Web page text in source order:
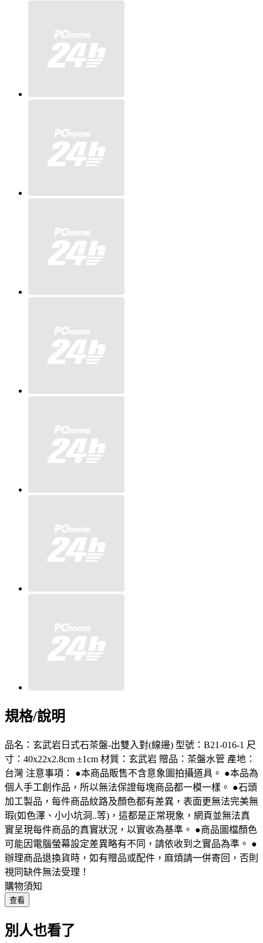
規格/說明
品名：玄武岩日式石茶盤-出雙入對(線邊) 型號：B21-016-1 尺
寸：40x22x2.8cm ±1cm 材質：玄武岩 贈品：茶盤水管 產地：
台灣 注意事項： ●本商品販售不含意象圖拍攝道具。 ●本品為
個人手工創作品，所以無法保證每塊商品都一模一樣。 ●石頭
加工製品，每件商品紋路及顏色都有差異，表面更無法完美無
瑕(如色澤、小小坑洞..等)，這都是正常現象，網頁並無法真
實呈現每件商品的真實狀況，以實收為基準。 ●商品圖檔顏色
可能因電腦螢幕設定差異略有不同，請依收到之實品為準。 ●
辦理商品退換貨時，如有贈品或配件，麻煩請一併寄回，否則
視同缺件無法受理！
購物須知
查看
別人也看了